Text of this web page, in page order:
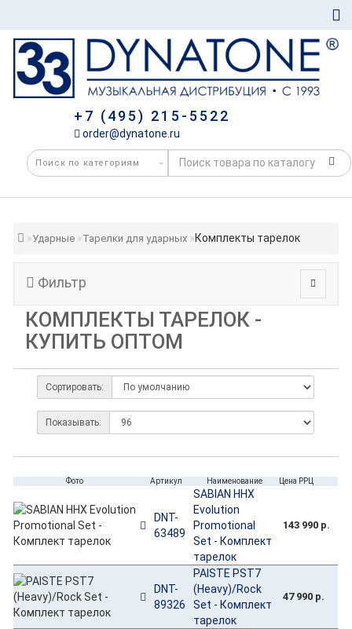
+7 (495) 215-5522
order@dynatone.ru
Ударные Тарелки для ударных Комплекты тарелок
Фильтр
КОМПЛЕКТЫ ТАРЕЛОК -
КУПИТЬ ОПТОМ
Сортировать:
Показывать:
Фото Артикул Наименование Цена РРЦ
DNT-
63489
SABIAN HHX
Evolution
Promotional
Set - Комплект
тарелок
143 990 р.
DNT-
89326
PAISTE PST7
(Heavy)/Rock
Set - Комплект
тарелок
47 990 р.